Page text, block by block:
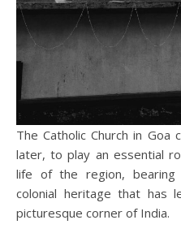
The Catholic Church in
later, to play an essential
life of the region,
colonial heritage that has
picturesque corner of India.